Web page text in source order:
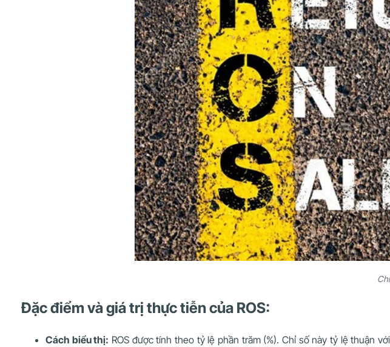
Đặc điểm và giá trị thực tiễn của ROS:
Cách biểu thị: ROS được tính theo tỷ lệ phần trăm (%). Chỉ số này tỷ lệ thuận